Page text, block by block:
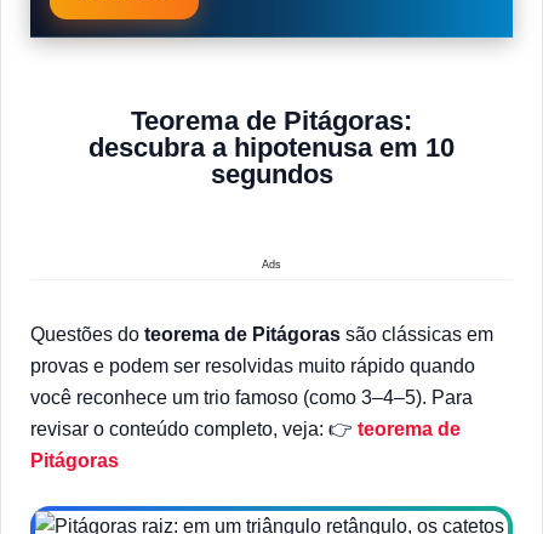
Teorema de Pitágoras:
descubra a hipotenusa em 10
segundos
Ads
Questões do teorema de Pitágoras são clássicas em
provas e podem ser resolvidas muito rápido quando
você reconhece um trio famoso (como 3–4–5). Para
revisar o conteúdo completo, veja: 👉 teorema de
Pitágoras